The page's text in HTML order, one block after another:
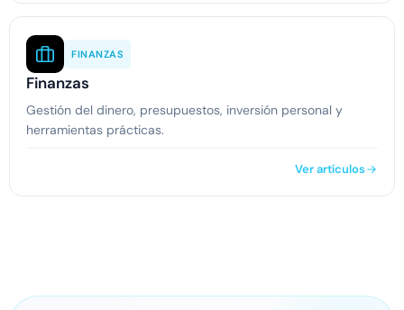
FINANZAS
Finanzas
Gestión del dinero, presupuestos, inversión personal y
herramientas prácticas.
Ver artículos